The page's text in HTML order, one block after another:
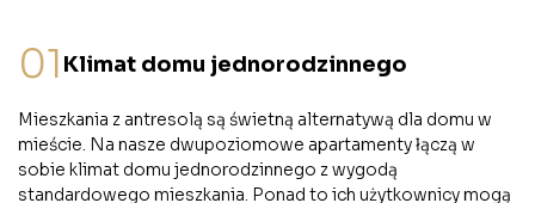
01 Klimat domu jednorodzinnego
Mieszkania z antresolą są świetną alternatywą dla domu w
mieście. Na nasze dwupoziomowe apartamenty łączą w
sobie klimat domu jednorodzinnego z wygodą
standardowego mieszkania. Ponad to ich użytkownicy mogą